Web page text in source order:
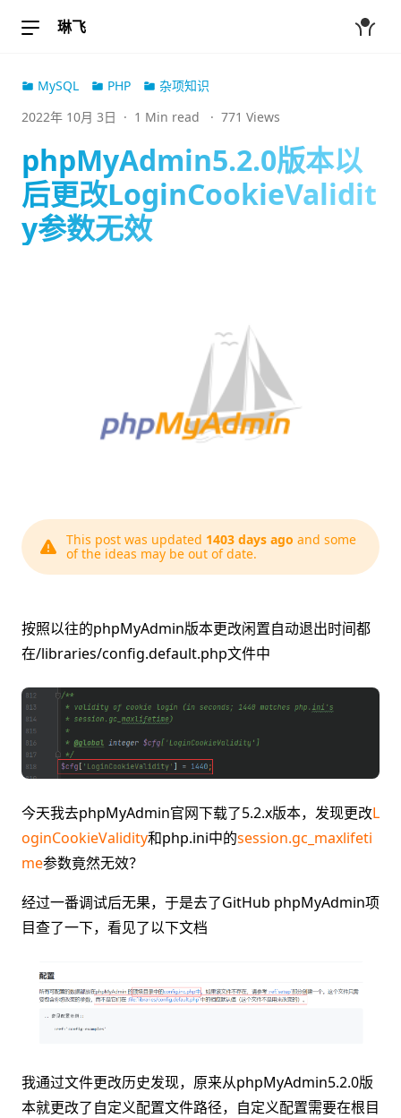
琳飞
MySQL PHP
杂项知识
2022年 10月 3日 · 1 Min read · 771 Views
phpMyAdmin5.2.0版本以
后更改LoginCookieValidit
y参数无效
This post was updated 1403 days ago and some
of the ideas may be out of date.
按照以往的phpMyAdmin版本更改闲置自动退出时间都
在/libraries/config.default.php文件中
今天我去phpMyAdmin官网下载了5.2.x版本，发现更改L
oginCookieValidity和php.ini中的session.gc_maxlifeti
me参数竟然无效？
经过一番调试后无果，于是去了GitHub phpMyAdmin项
目查了一下，看见了以下文档
我通过文件更改历史发现，原来从phpMyAdmin5.2.0版
本就更改了自定义配置文件路径，自定义配置需要在根目